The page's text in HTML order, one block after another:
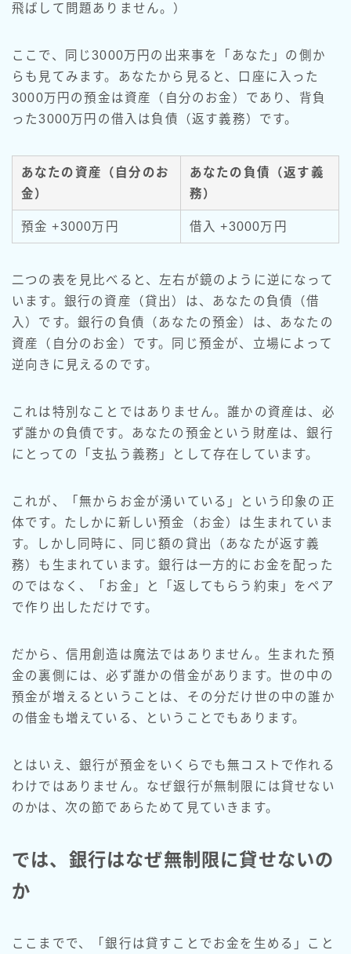
飛ばして問題ありません。）
ここで、同じ3000万円の出来事を「あなた」の側か
らも見てみます。あなたから見ると、口座に入った
3000万円の預金は資産（自分のお金）であり、背負
った3000万円の借入は負債（返す義務）です。
あなたの資産（自分のお
金）
あなたの負債（返す義
務）
預金 +3000万円 借入 +3000万円
二つの表を見比べると、左右が鏡のように逆になって
います。銀行の資産（貸出）は、あなたの負債（借
入）です。銀行の負債（あなたの預金）は、あなたの
資産（自分のお金）です。同じ預金が、立場によって
逆向きに見えるのです。
これは特別なことではありません。誰かの資産は、必
ず誰かの負債です。あなたの預金という財産は、銀行
にとっての「支払う義務」として存在しています。
これが、「無からお金が湧いている」という印象の正
体です。たしかに新しい預金（お金）は生まれていま
す。しかし同時に、同じ額の貸出（あなたが返す義
務）も生まれています。銀行は一方的にお金を配った
のではなく、「お金」と「返してもらう約束」をペア
で作り出しただけです。
だから、信用創造は魔法ではありません。生まれた預
金の裏側には、必ず誰かの借金があります。世の中の
預金が増えるということは、その分だけ世の中の誰か
の借金も増えている、ということでもあります。
とはいえ、銀行が預金をいくらでも無コストで作れる
わけではありません。なぜ銀行が無制限には貸せない
のかは、次の節であらためて見ていきます。
では、銀行はなぜ無制限に貸せないの
か
ここまでで、「銀行は貸すことでお金を生める」こと